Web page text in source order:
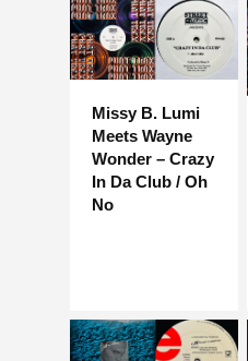
Missy B. Lumi
Meets Wayne
Wonder – Crazy
In Da Club / Oh
No